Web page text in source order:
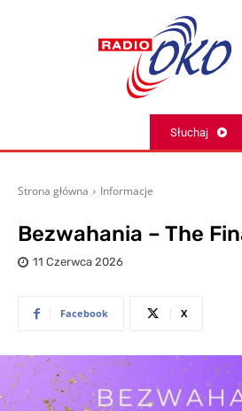
Słuchaj
Strona główna Informacje
Bezwahania – The
11 Czerwca 2026
Facebook X